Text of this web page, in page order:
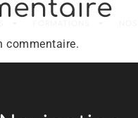
commentaire.